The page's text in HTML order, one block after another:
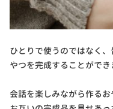
ひとりで使うのではなく
やつを完成することができ
会話を楽しみながら作るお